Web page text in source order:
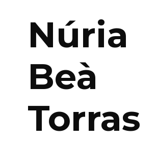
Núria
Beà
Torras